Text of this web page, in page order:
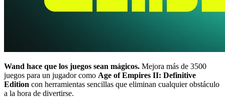
Wand hace que los juegos sean mágicos. Mejora más de 3500
juegos para un jugador como Age of Empires II: Definitive
Edition con herramientas sencillas que eliminan cualquier obstáculo
a la hora de divertirse.